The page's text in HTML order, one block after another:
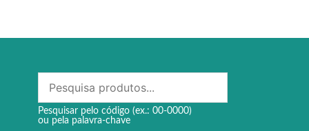
Pesquisar pelo código (ex.: 00-0000)
ou pela palavra-chave